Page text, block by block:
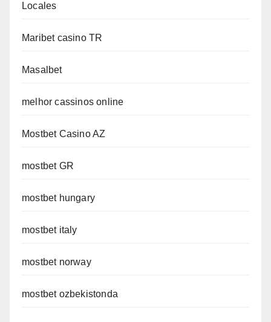
Locales
Maribet casino TR
Masalbet
melhor cassinos online
Mostbet Casino AZ
mostbet GR
mostbet hungary
mostbet italy
mostbet norway
mostbet ozbekistonda